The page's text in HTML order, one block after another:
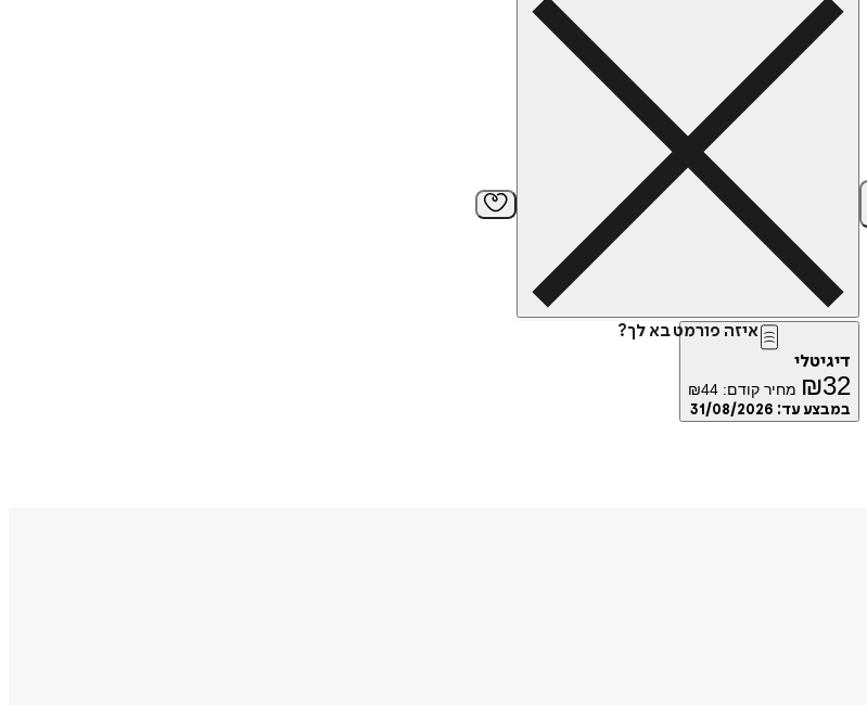
איזה פורמט בא לך?
דיגיטלי
₪32 מחיר קודם: ₪44
במבצע עד: 31/08/2026